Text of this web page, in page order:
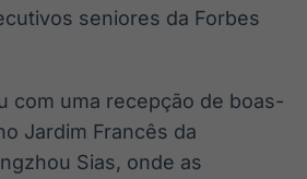
seniores da Forbes
com uma recepção de boas-
Jardim Francês da
Sias, onde as